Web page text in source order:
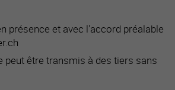
présence et avec l'accord préalable
peut être transmis à des tiers sans